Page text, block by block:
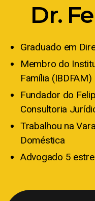
Dr.
Graduado em
Membro do
Família (IBDFAM)
Fundador do
Consultoria
Trabalhou na
Doméstica
Advogado 5